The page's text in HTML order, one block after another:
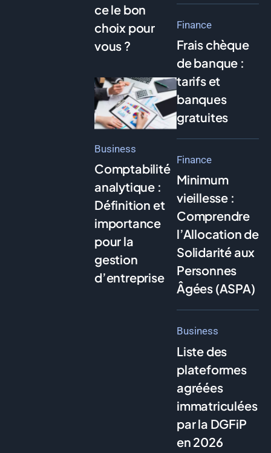
ce le bon
choix pour
vous ?
Business
Comptabilité
analytique :
Définition et
importance
pour la
gestion
d’entreprise
Finance
Frais chèque
de banque :
tarifs et
banques
gratuites
Finance
Minimum
vieillesse :
Comprendre
l’Allocation de
Solidarité aux
Personnes
Âgées (ASPA)
Business
Liste des
plateformes
agréées
immatriculées
par la DGFiP
en 2026